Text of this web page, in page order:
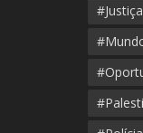
#Justiça